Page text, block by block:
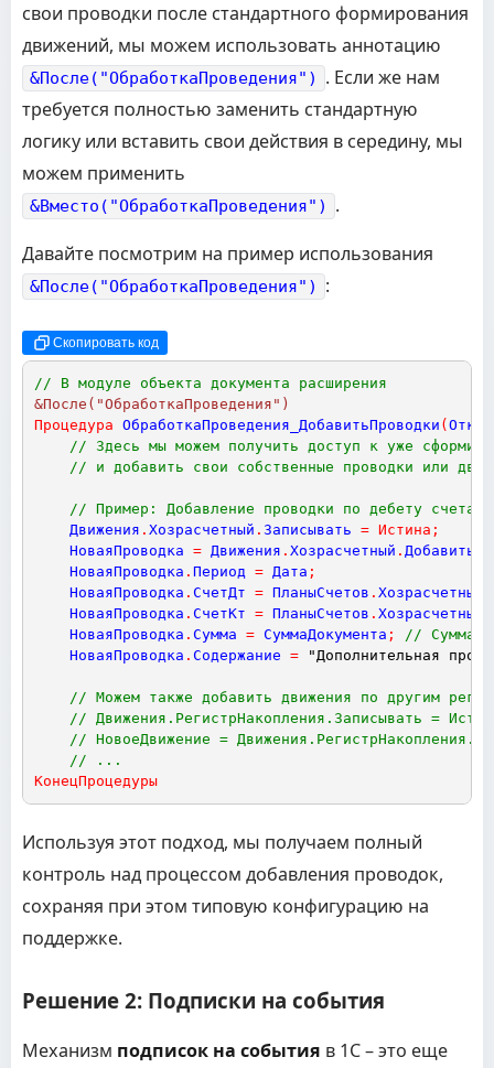
свои проводки после стандартного формирования
движений, мы можем использовать аннотацию
&После("ОбработкаПроведения")
. Если же нам
требуется полностью заменить стандартную
логику или вставить свои действия в середину, мы
можем применить
&Вместо("ОбработкаПроведения")
.
Давайте посмотрим на пример использования
&После("ОбработкаПроведения") :
Скопировать код
// В модуле объекта документа расширения
&После("ОбработкаПроведения")
Процедура ОбработкаПроведения_ДобавитьПроводки ( Отказ
// Здесь мы можем получить доступ к уже
// и добавить свои собственные проводки или
// Пример: Добавление проводки по дебету счета
Движения . Хозрасчетный . Записывать = Истина ;
НоваяПроводка = Движения . Хозрасчетный . Добавить
НоваяПроводка . Период = Дата ;
НоваяПроводка . СчетДт = ПланыСчетов . Хозрасчетный
НоваяПроводка . СчетКт = ПланыСчетов . Хозрасчетный
НоваяПроводка . Сумма = СуммаДокумента ;
// Сумма
НоваяПроводка . Содержание = "Дополнительная
// Можем также добавить движения по другим
// Движения.РегистрНакопления.Записывать =
// НовоеДвижение =
// ...
КонецПроцедуры
Используя этот подход, мы получаем полный
контроль над процессом добавления проводок,
сохраняя при этом типовую конфигурацию на
поддержке.
Решение 2: Подписки на события
Механизм подписок на события в 1С – это еще